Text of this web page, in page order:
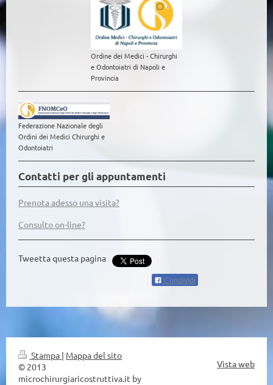
Ordine dei Medici - Chirurghi
e Odontoiatri di Napoli e
Provincia
Federazione Nazionale degli
Ordini dei Medici Chirurghi e
Odontoiatri
Contatti per gli appuntamenti
Prenota adesso una visita?
Consulto on-line?
Tweetta questa pagina
Condividi
Stampa | Mappa del sito
© 2013
microchirurgiaricostruttiva.it by
Vista web